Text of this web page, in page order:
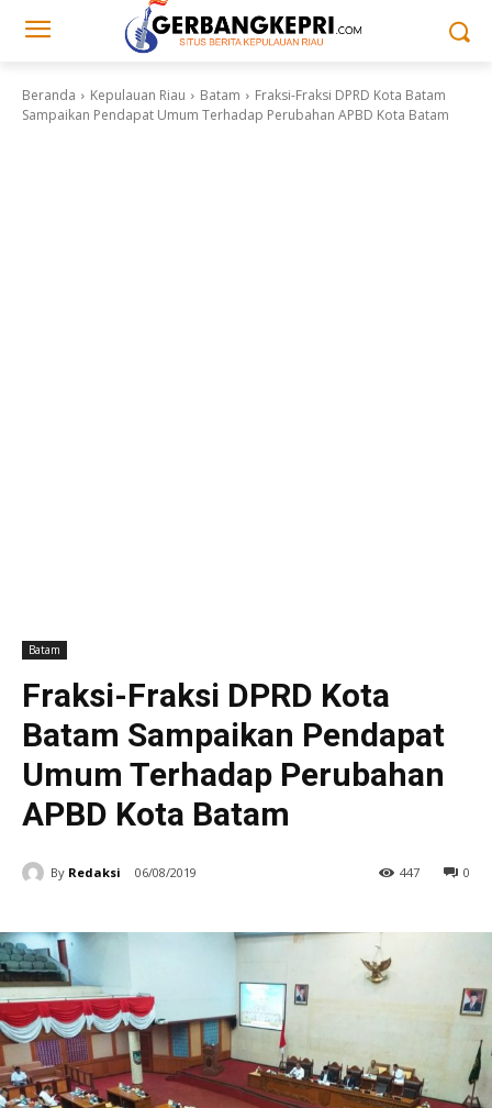
Beranda Kepulauan Riau Batam
Fraksi-Fraksi DPRD Kota Batam
Sampaikan Pendapat Umum Terhadap Perubahan APBD Kota Batam
Batam
Fraksi-Fraksi DPRD Kota
Batam Sampaikan Pendapat
Umum Terhadap Perubahan
APBD Kota Batam
By Redaksi 06/08/2019 0
447